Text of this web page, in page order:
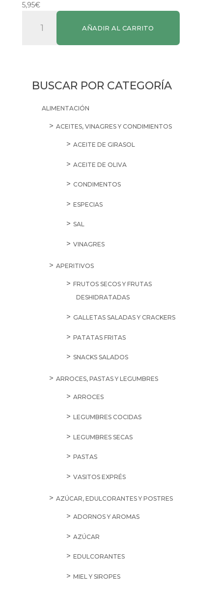
5,95€
AÑADIR AL CARRITO
BUSCAR POR CATEGORÍA
ALIMENTACIÓN
ACEITES, VINAGRES Y CONDIMIENTOS
ACEITE DE GIRASOL
ACEITE DE OLIVA
CONDIMENTOS
ESPECIAS
SAL
VINAGRES
APERITIVOS
FRUTOS SECOS Y FRUTAS
DESHIDRATADAS
GALLETAS SALADAS Y CRACKERS
PATATAS FRITAS
SNACKS SALADOS
ARROCES, PASTAS Y LEGUMBRES
ARROCES
LEGUMBRES COCIDAS
LEGUMBRES SECAS
PASTAS
VASITOS EXPRÉS
AZÚCAR, EDULCORANTES Y POSTRES
ADORNOS Y AROMAS
AZÚCAR
EDULCORANTES
MIEL Y SIROPES